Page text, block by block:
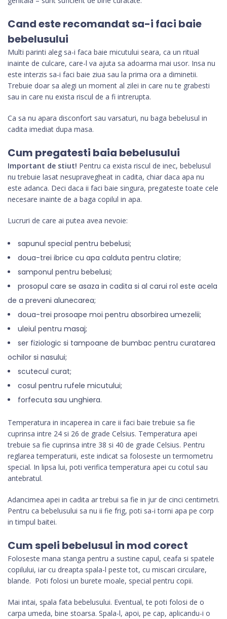
Cand este recomandat sa-i faci baie
bebelusului
Multi parinti aleg sa-i faca baie micutului seara, ca un ritual
inainte de culcare, care-l va ajuta sa adoarma mai usor. Insa nu
este interzis sa-i faci baie ziua sau la prima ora a diminetii.
Trebuie doar sa alegi un moment al zilei in care nu te grabesti
sau in care nu exista riscul de a fi intrerupta.
Ca sa nu apara disconfort sau varsaturi, nu baga bebelusul in
cadita imediat dupa masa.
Cum pregatesti baia bebelusului
Important de stiut! Pentru ca exista riscul de inec, bebelusul
nu trebuie lasat nesupravegheat in cadita, chiar daca apa nu
este adanca. Deci daca ii faci baie singura, pregateste toate cele
necesare inainte de a baga copilul in apa.
Lucruri de care ai putea avea nevoie:
sapunul special pentru bebelusi;
doua-trei ibrice cu apa calduta pentru clatire;
samponul pentru bebelusi;
prosopul care se asaza in cadita si al carui rol este acela
de a preveni alunecarea;
doua-trei prosoape moi pentru absorbirea umezelii;
uleiul pentru masaj;
ser fiziologic si tampoane de bumbac pentru curatarea
ochilor si nasului;
scutecul curat;
cosul pentru rufele micutului;
forfecuta sau unghiera.
Temperatura in incaperea in care ii faci baie trebuie sa fie
cuprinsa intre 24 si 26 de grade Celsius. Temperatura apei
trebuie sa fie cuprinsa intre 38 si 40 de grade Celsius. Pentru
reglarea temperaturii, este indicat sa foloseste un termometru
special. In lipsa lui, poti verifica temperatura apei cu cotul sau
antebratul.
Adancimea apei in cadita ar trebui sa fie in jur de cinci centimetri.
Pentru ca bebelusului sa nu ii fie frig, poti sa-i torni apa pe corp
in timpul baitei.
Cum speli bebelusul in mod corect
Foloseste mana stanga pentru a sustine capul, ceafa si spatele
copilului, iar cu dreapta spala-l peste tot, cu miscari circulare,
blande. Poti folosi un burete moale, special pentru copii.
Mai intai, spala fata bebelusului. Eventual, te poti folosi de o
carpa umeda, bine stoarsa. Spala-l, apoi, pe cap, aplicandu-i o